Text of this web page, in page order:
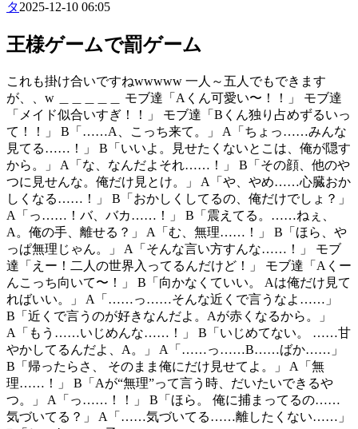
タ2025-12-10 06:05
王様ゲームで罰ゲーム
これも掛け合いですねwwwww 一人～五人でもできます
が、、w ＿＿＿＿＿ モブ達「Aくん可愛い〜！！」 モブ達
「メイド似合いすぎ！！」 モブ達「Bくん独り占めずるいっ
て！！」 B「……A、こっち来て。」 A「ちょっ……みんな
見てる……！」 B「いいよ。見せたくないとこは、俺が隠す
から。」 A「な、なんだよそれ……！」 B「その顔、他のや
つに見せんな。俺だけ見とけ。」 A「や、やめ……心臓おか
しくなる……！」 B「おかしくしてるの、俺だけでしょ？」
A「っ……！バ、バカ……！」 B「震えてる。……ねぇ、
A。俺の手、離せる？」 A「む、無理……！」 B「ほら、や
っぱ無理じゃん。」 A「そんな言い方すんな……！」 モブ
達「えー！二人の世界入ってるんだけど！」 モブ達「Aくー
んこっち向いて〜！」 B「向かなくていい。 Aは俺だけ見て
ればいい。」 A「……っ……そんな近くで言うなよ……」
B「近くで言うのが好きなんだよ。Aが赤くなるから。」
A「もう……いじめんな……！」 B「いじめてない。 ……甘
やかしてるんだよ、A。」 A「……っ……B……ばか……」
B「帰ったらさ、 そのまま俺にだけ見せてよ。」 A「無
理……！」 B「Aが“無理”って言う時、だいたいできるや
つ。」 A「っ……！！」 B「ほら。 俺に捕まってるの……
気づいてる？」 A「……気づいてる……離したくない……」